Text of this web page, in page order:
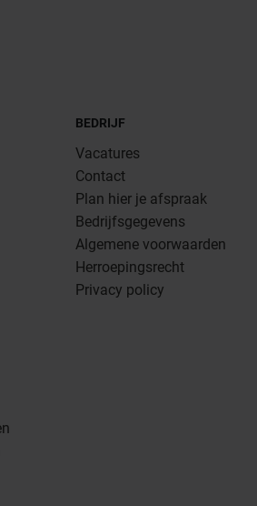
BEDRIJF
Vacatures
Contact
Plan hier je afspraak
Bedrijfsgegevens
Algemene voorwaarden
Herroepingsrecht
Privacy policy